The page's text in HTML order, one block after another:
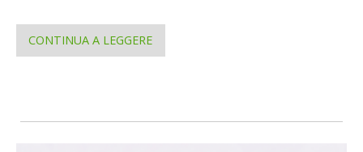
CONTINUA A LEGGERE